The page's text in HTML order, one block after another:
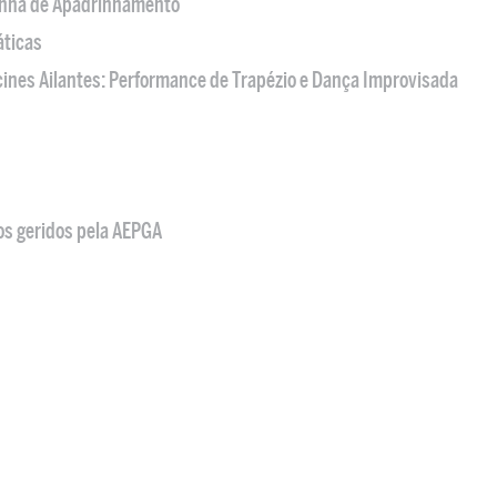
Ailantes: Performance de Trapézio e Dança Improvisada
geridos pela AEPGA